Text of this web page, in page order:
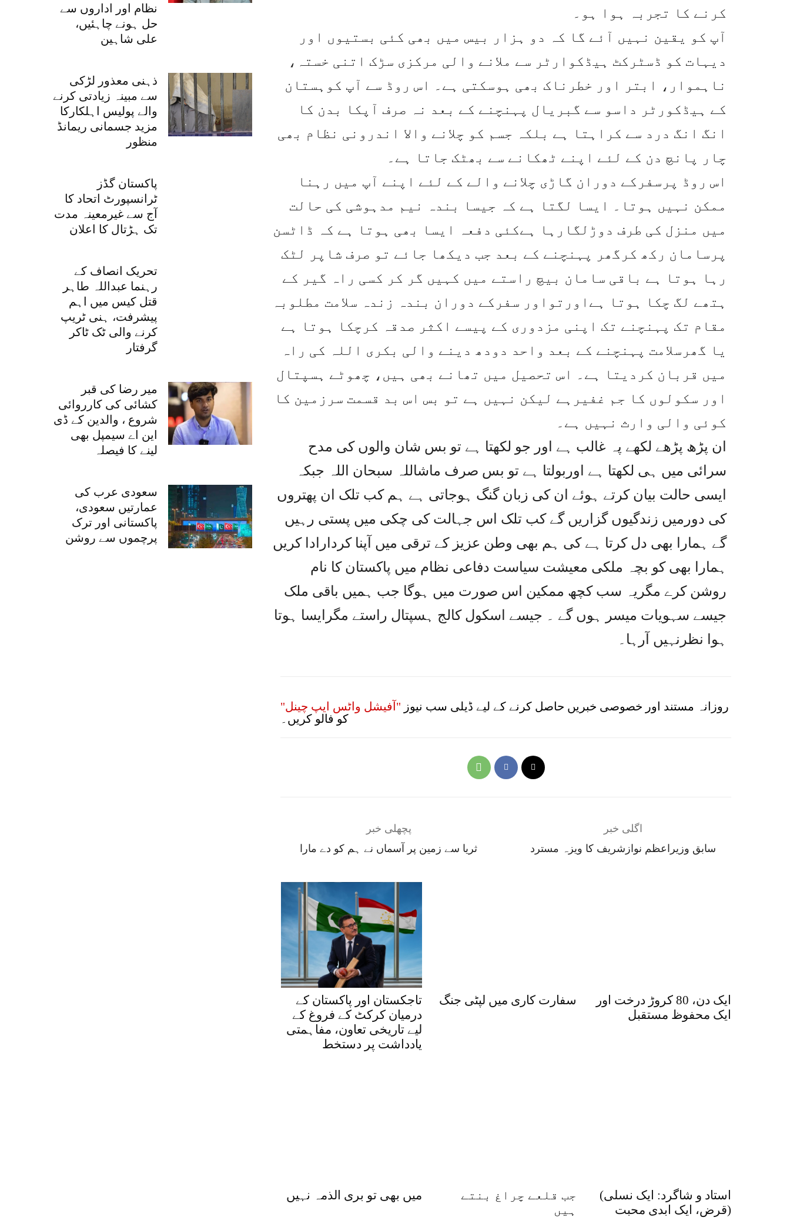
نظام اور اداروں سے
حل ہونے چاہئیں،
علی شاہین
ذہنی معذور لڑکی
سے مبینہ زیادتی کرنے
والے پولیس اہلکارکا
مزید جسمانی ریمانڈ
منظور
پاکستان گڈز
ٹرانسپورٹ اتحاد کا
آج سے غیرمعینہ مدت
تک ہڑتال کا اعلان
تحریک انصاف کے
رہنما عبداللہ طاہر
قتل کیس میں اہم
پیشرفت، ہنی ٹریپ
کرنے والی ٹک ٹاکر
گرفتار
میر رضا کی قبر
کشائی کی کارروائی
شروع ، والدین کے ڈی
این اے سیمپل بھی
لینے کا فیصلہ
سعودی عرب کی
عمارتیں سعودی،
پاکستانی اور ترک
پرچموں سے روشن
کرنے کا تجربہ ہوا ہو۔
آپ کو یقین نہیں آئے گا کہ دو ہزار بیس میں بھی کئی بستیوں اور
دیہات کو ڈسٹرکٹ ہیڈکوارٹر سے ملانے والی مرکزی سڑک اتنی خستہ،
ناہموار، ابتر اور خطرناک بھی ہوسکتی ہے۔ اس روڈ سے آپ کوہستان
کے ہیڈکورٹر داسو سے گبریال پہنچنے کے بعد نہ صرف آپکا بدن کا
انگ انگ درد سے کراہتا ہے بلکہ جسم کو چلانے والا اندرونی نظام بھی
چار پانچ دن کے لئے اپنے ٹھکانے سے بھٹک جاتا ہے۔
اس روڈ پرسفرکے دوران گاڑی چلانے والے کے لئے اپنے آپ میں رہنا
ممکن نہیں ہوتا۔ ایسا لگتا ہے کہ جیسا بندہ نیم مدہوشی کی حالت
میں منزل کی طرف دوڑلگارہا ہےکئی دفعہ ایسا بھی ہوتا ہے کہ ڈاٹسن
پرسامان رکھ کرگھر پہنچنے کے بعد جب دیکھا جائے تو صرف شاپر لٹک
رہا ہوتا ہے باقی سامان بیچ راستے میں کہیں گر کر کسی راہ گیر کے
ہتھے لگ چکا ہوتا ہےاورتواور سفرکے دوران بندہ زندہ سلامت مطلوبہ
مقام تک پہنچنے تک اپنی مزدوری کے پیسے اکثر صدقہ کرچکا ہوتا ہے
یا گھرسلامت پہنچنے کے بعد واحد دودھ دینے والی بکری اللہ کی راہ
میں قربان کردیتا ہے۔ اس تحصیل میں تھانے بھی ہیں، چھوٹے ہسپتال
اور سکولوں کا جم غفیرہے لیکن نہیں ہے تو بس اس بد قسمت سرزمین کا
کوئی والی وارث نہیں ہے۔
ان پڑھ پڑھے لکھے پہ غالب ہے اور جو لکھتا ہے تو بس شان والوں کی مدح
سرائی میں ہی لکھتا ہے اوربولتا ہے تو بس صرف ماشاللہ سبحان اللہ جبکہ
ایسی حالت بیان کرتے ہوئے ان کی زبان گنگ ہوجاتی ہے ہم کب تلک ان پھتروں
کی دورمیں زندگیوں گزاریں گے کب تلک اس جہالت کی چکی میں پستی رہیں
گے ہمارا بھی دل کرتا ہے کی ہم بھی وطن عزیز کے ترقی میں آپنا کردارادا کریں
ہمارا بھی کو بچہ ملکی معیشت سیاست دفاعی نظام میں پاکستان کا نام
روشن کرے مگریہ سب کچھ ممکین اس صورت میں ہوگا جب ہمیں باقی ملک
جیسے سہویات میسر ہوں گے ۔ جیسے اسکول کالج ہسپتال راستے مگرایسا ہوتا
ہوا نظرنہیں آرہا۔
روزانہ مستند اور خصوصی خبریں حاصل کرنے کے لیے ڈیلی سب نیوز "آفیشل واٹس ایپ چینل"
کو فالو کریں۔
پچھلی خبر
‏ثریا سے زمین پر آسماں نے ہم کو دے مارا
اگلی خبر
سابق وزیراعظم نوازشریف کا ویزہ مسترد
تاجکستان اور پاکستان کے
درمیان کرکٹ کے فروغ کے
لیے تاریخی تعاون، مفاہمتی
یادداشت پر دستخط
سفارت کاری میں لپٹی جنگ
ایک دن، 80 کروڑ درخت اور
ایک محفوظ مستقبل
میں بھی تو بری الذمہ نہیں
جب قلعے چراغ بنتے
ہیں
(استاد و شاگرد: ایک نسلی
قرض، ایک ابدی محبت)